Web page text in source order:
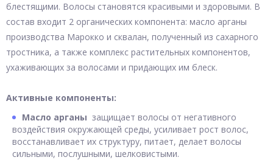
блестящими. Волосы становятся красивыми и здоровыми. В
состав входит 2 органических компонента: масло арганы
производства Марокко и сквалан, полученный из сахарного
тростника, а также комплекс растительных компонентов,
ухаживающих за волосами и придающих им блеск.
Активные компоненты:
Масло арганы защищает волосы от негативного
воздействия окружающей среды, усиливает рост волос,
восстанавливает их структуру, питает, делает волосы
сильными, послушными, шелковистыми.